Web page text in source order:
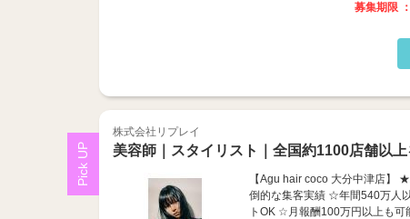
募集期限
株式会社リプレイ
美容師｜スタイリスト｜全国約1100店舗以上
【Agu hair coco 大分中津店
倒的な集客実績 ☆年間540万人
トOK ☆月報酬100万円以上も